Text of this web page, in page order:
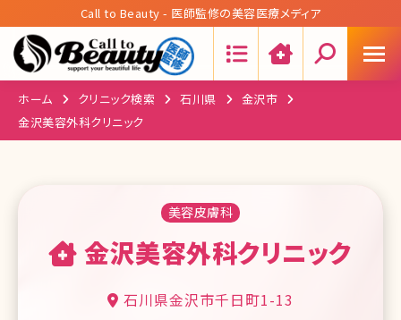
Call to Beauty - 医師監修の美容医療メディア
ホーム クリニック検索 石川県
金沢市
金沢美容外科クリニック
美容皮膚科
金沢美容外科クリニック
石川県金沢市千日町1-13